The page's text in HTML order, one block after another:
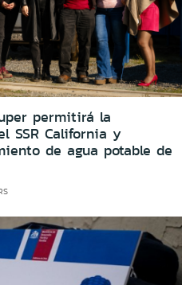
permitirá la
SSR California y
de agua potable de